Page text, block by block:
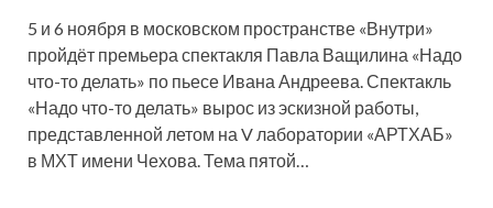
5 и 6 ноября в московском пространстве «Внутри»
пройдёт премьера спектакля Павла Ващилина «Надо
что-то делать» по пьесе Ивана Андреева. Спектакль
«Надо что-то делать» вырос из эскизной работы,
представленной летом на V лаборатории «АРТХАБ»
в МХТ имени Чехова. Тема пятой…